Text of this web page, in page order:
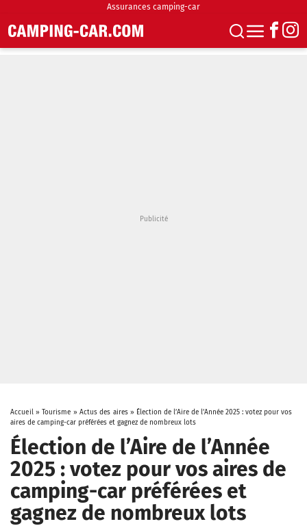
Assurances camping-car
Accueil» Tourisme » Actus des aires » Élection de l’Aire de l’Année 2025 : votez pour vos
aires de camping-car préférées et gagnez de nombreux lots
Élection de l’Aire de l’Année
2025 : votez pour vos aires de
camping-car préférées et
gagnez de nombreux lots